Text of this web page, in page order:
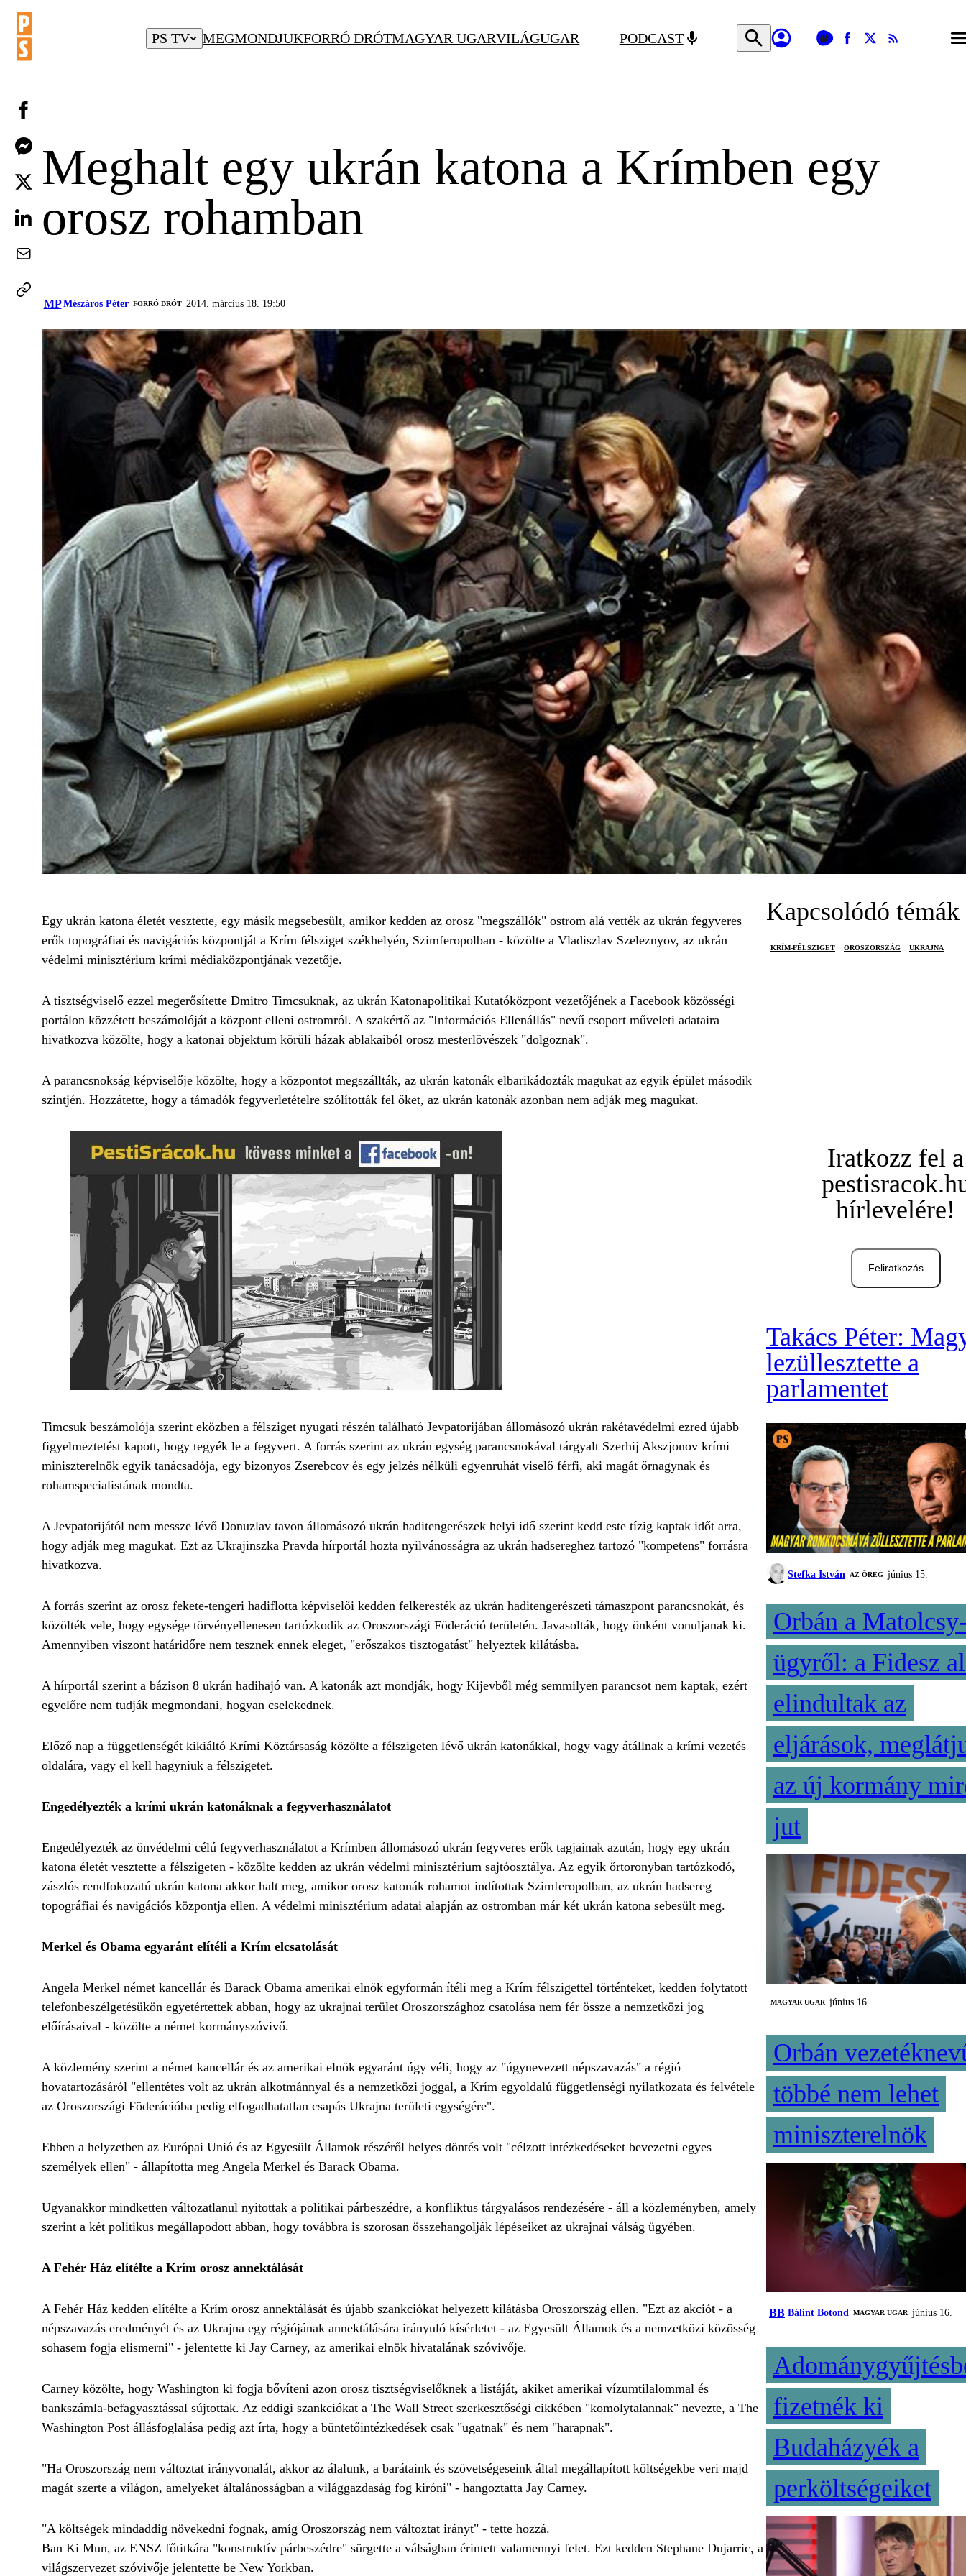
PS TV MEGMONDJUKFORRÓ DRÓTMAGYAR UGARVILÁGUGAR PODCAST
Meghalt egy ukrán katona a Krímben egy
orosz rohamban
MPMészáros Péter FORRÓ DRÓT 2014. március 18. 19:50
Egy ukrán katona életét vesztette, egy másik megsebesült, amikor kedden az orosz "megszállók" ostrom alá vették az ukrán fegyveres
erők topográfiai és navigációs központját a Krím félsziget székhelyén, Szimferopolban - közölte a Vladiszlav Szeleznyov, az ukrán
védelmi minisztérium krími médiaközpontjának vezetője.
A tisztségviselő ezzel megerősítette Dmitro Timcsuknak, az ukrán Katonapolitikai Kutatóközpont vezetőjének a Facebook közösségi
portálon közzétett beszámolóját a központ elleni ostromról. A szakértő az "Információs Ellenállás" nevű csoport műveleti adataira
hivatkozva közölte, hogy a katonai objektum körüli házak ablakaiból orosz mesterlövészek "dolgoznak".
A parancsnokság képviselője közölte, hogy a központot megszállták, az ukrán katonák elbarikádozták magukat az egyik épület második
szintjén. Hozzátette, hogy a támadók fegyverletételre szólították fel őket, az ukrán katonák azonban nem adják meg magukat.
Timcsuk beszámolója szerint eközben a félsziget nyugati részén található Jevpatorijában állomásozó ukrán rakétavédelmi ezred újabb
figyelmeztetést kapott, hogy tegyék le a fegyvert. A forrás szerint az ukrán egység parancsnokával tárgyalt Szerhij Akszjonov krími
miniszterelnök egyik tanácsadója, egy bizonyos Zserebcov és egy jelzés nélküli egyenruhát viselő férfi, aki magát őrnagynak és
rohamspecialistának mondta.
A Jevpatorijától nem messze lévő Donuzlav tavon állomásozó ukrán haditengerészek helyi idő szerint kedd este tízig kaptak időt arra,
hogy adják meg magukat. Ezt az Ukrajinszka Pravda hírportál hozta nyilvánosságra az ukrán hadsereghez tartozó "kompetens" forrásra
hivatkozva.
A forrás szerint az orosz fekete-tengeri hadiflotta képviselői kedden felkeresték az ukrán haditengerészeti támaszpont parancsnokát, és
közölték vele, hogy egysége törvényellenesen tartózkodik az Oroszországi Föderáció területén. Javasolták, hogy önként vonuljanak ki.
Amennyiben viszont határidőre nem tesznek ennek eleget, "erőszakos tisztogatást" helyeztek kilátásba.
A hírportál szerint a bázison 8 ukrán hadihajó van. A katonák azt mondják, hogy Kijevből még semmilyen parancsot nem kaptak, ezért
egyelőre nem tudják megmondani, hogyan cselekednek.
Előző nap a függetlenségét kikiáltó Krími Köztársaság közölte a félszigeten lévő ukrán katonákkal, hogy vagy átállnak a krími vezetés
oldalára, vagy el kell hagyniuk a félszigetet.
Engedélyezték a krími ukrán katonáknak a fegyverhasználatot
Engedélyezték az önvédelmi célú fegyverhasználatot a Krímben állomásozó ukrán fegyveres erők tagjainak azután, hogy egy ukrán
katona életét vesztette a félszigeten - közölte kedden az ukrán védelmi minisztérium sajtóosztálya. Az egyik őrtoronyban tartózkodó,
zászlós rendfokozatú ukrán katona akkor halt meg, amikor orosz katonák rohamot indítottak Szimferopolban, az ukrán hadsereg
topográfiai és navigációs központja ellen. A védelmi minisztérium adatai alapján az ostromban már két ukrán katona sebesült meg.
Merkel és Obama egyaránt elítéli a Krím elcsatolását
Angela Merkel német kancellár és Barack Obama amerikai elnök egyformán ítéli meg a Krím félszigettel történteket, kedden folytatott
telefonbeszélgetésükön egyetértettek abban, hogy az ukrajnai terület Oroszországhoz csatolása nem fér össze a nemzetközi jog
előírásaival - közölte a német kormányszóvivő.
A közlemény szerint a német kancellár és az amerikai elnök egyaránt úgy véli, hogy az "úgynevezett népszavazás" a régió
hovatartozásáról "ellentétes volt az ukrán alkotmánnyal és a nemzetközi joggal, a Krím egyoldalú függetlenségi nyilatkozata és felvétele
az Oroszországi Föderációba pedig elfogadhatatlan csapás Ukrajna területi egységére".
Ebben a helyzetben az Európai Unió és az Egyesült Államok részéről helyes döntés volt "célzott intézkedéseket bevezetni egyes
személyek ellen" - állapította meg Angela Merkel és Barack Obama.
Ugyanakkor mindketten változatlanul nyitottak a politikai párbeszédre, a konfliktus tárgyalásos rendezésére - áll a közleményben, amely
szerint a két politikus megállapodott abban, hogy továbbra is szorosan összehangolják lépéseiket az ukrajnai válság ügyében.
A Fehér Ház elítélte a Krím orosz annektálását
A Fehér Ház kedden elítélte a Krím orosz annektálását és újabb szankciókat helyezett kilátásba Oroszország ellen. "Ezt az akciót - a
népszavazás eredményét és az Ukrajna egy régiójának annektálására irányuló kísérletet - az Egyesült Államok és a nemzetközi közösség
sohasem fogja elismerni" - jelentette ki Jay Carney, az amerikai elnök hivatalának szóvivője.
Carney közölte, hogy Washington ki fogja bővíteni azon orosz tisztségviselőknek a listáját, akiket amerikai vízumtilalommal és
bankszámla-befagyasztással sújtottak. Az eddigi szankciókat a The Wall Street szerkesztőségi cikkében "komolytalannak" nevezte, a The
Washington Post állásfoglalása pedig azt írta, hogy a büntetőintézkedések csak "ugatnak" és nem "harapnak".
"Ha Oroszország nem változtat irányvonalát, akkor az álalunk, a barátaink és szövetségeseink által megállapított költségekbe veri majd
magát szerte a világon, amelyeket általánosságban a világgazdaság fog kiróni" - hangoztatta Jay Carney.
"A költségek mindaddig növekedni fognak, amíg Oroszország nem változtat irányt" - tette hozzá.
Ban Ki Mun, az ENSZ főtitkára "konstruktív párbeszédre" sürgette a válságban érintett valamennyi felet. Ezt kedden Stephane Dujarric, a
világszervezet szóvivője jelentette be New Yorkban.
Kapcsolódó témák
KRÍM-FÉLSZIGET OROSZORSZÁG UKRAJNA
Iratkozz fel a
hírlevelére!
Feliratkozás
Takács Péter:
lezüllesztette a
parlamentet
Stefka István AZ ÖREG június 15.
Orbán a
ügyről: a Fidesz
elindultak az
eljárások,
az új kormány
jut
MAGYAR UGAR június 16.
Orbán
többé nem lehet
miniszterelnök
BB Bálint Botond MAGYAR UGAR június 16.
fizetnék ki
Budaházyék a
perköltségeiket